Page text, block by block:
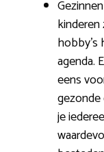
agenda.
eens
je